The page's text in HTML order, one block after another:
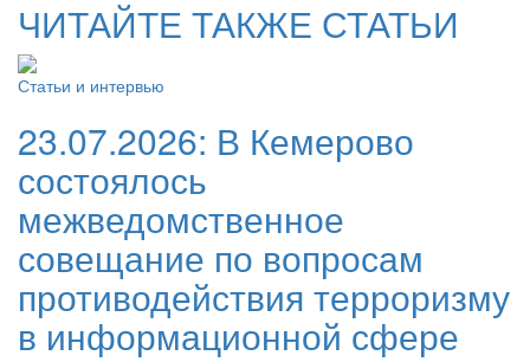
ЧИТАЙТЕ ТАКЖЕ СТАТЬИ
Статьи и интервью
23.07.2026: В Кемерово
состоялось
межведомственное
совещание по вопросам
противодействия терроризму
в информационной сфере